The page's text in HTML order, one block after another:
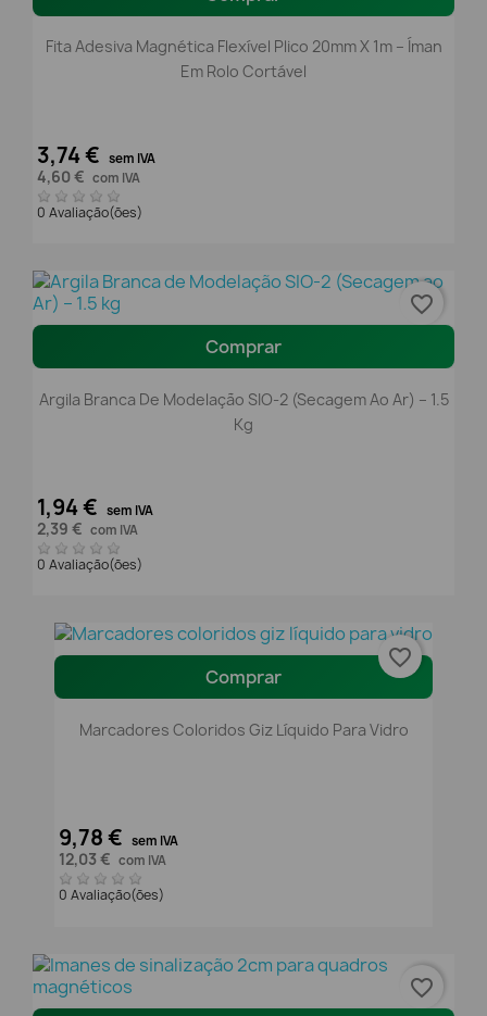
Fita Adesiva Magnética Flexível Plico 20mm X 1m – Íman
Em Rolo Cortável
3,74 € sem IVA
4,60 € com IVA
0 Avaliação(ões)
Comprar
Argila Branca De Modelação SIO-2 (Secagem Ao Ar) – 1.5
Kg
1,94 € sem IVA
2,39 € com IVA
0 Avaliação(ões)
favorite_border
Comprar
Marcadores Coloridos Giz Líquido Para Vidro
9,78 € sem IVA
12,03 € com IVA
0 Avaliação(ões)
favorite_border
favorite_border